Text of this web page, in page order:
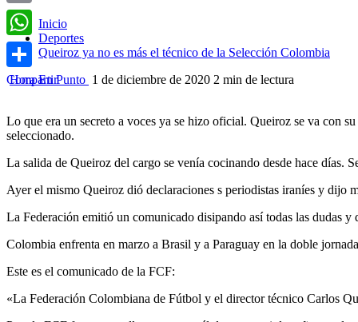
Inicio
Deportes
Queiroz ya no es más el técnico de la Selección Colombia
Hora En Punto 1 de diciembre de 2020 2 min de lectura
Lo que era un secreto a voces ya se hizo oficial. Queiroz se va con
seleccionado.
La salida de Queiroz del cargo se venía cocinando desde hace días.
Ayer el mismo Queiroz dió declaraciones s periodistas iraníes y dijo
La Federación emitió un comunicado disipando así todas las dudas
Colombia enfrenta en marzo a Brasil y a Paraguay en la doble
Este es el comunicado de la FCF:
«La Federación Colombiana de Fútbol y el director técnico Carlos
Email
WhatsApp
Compartir